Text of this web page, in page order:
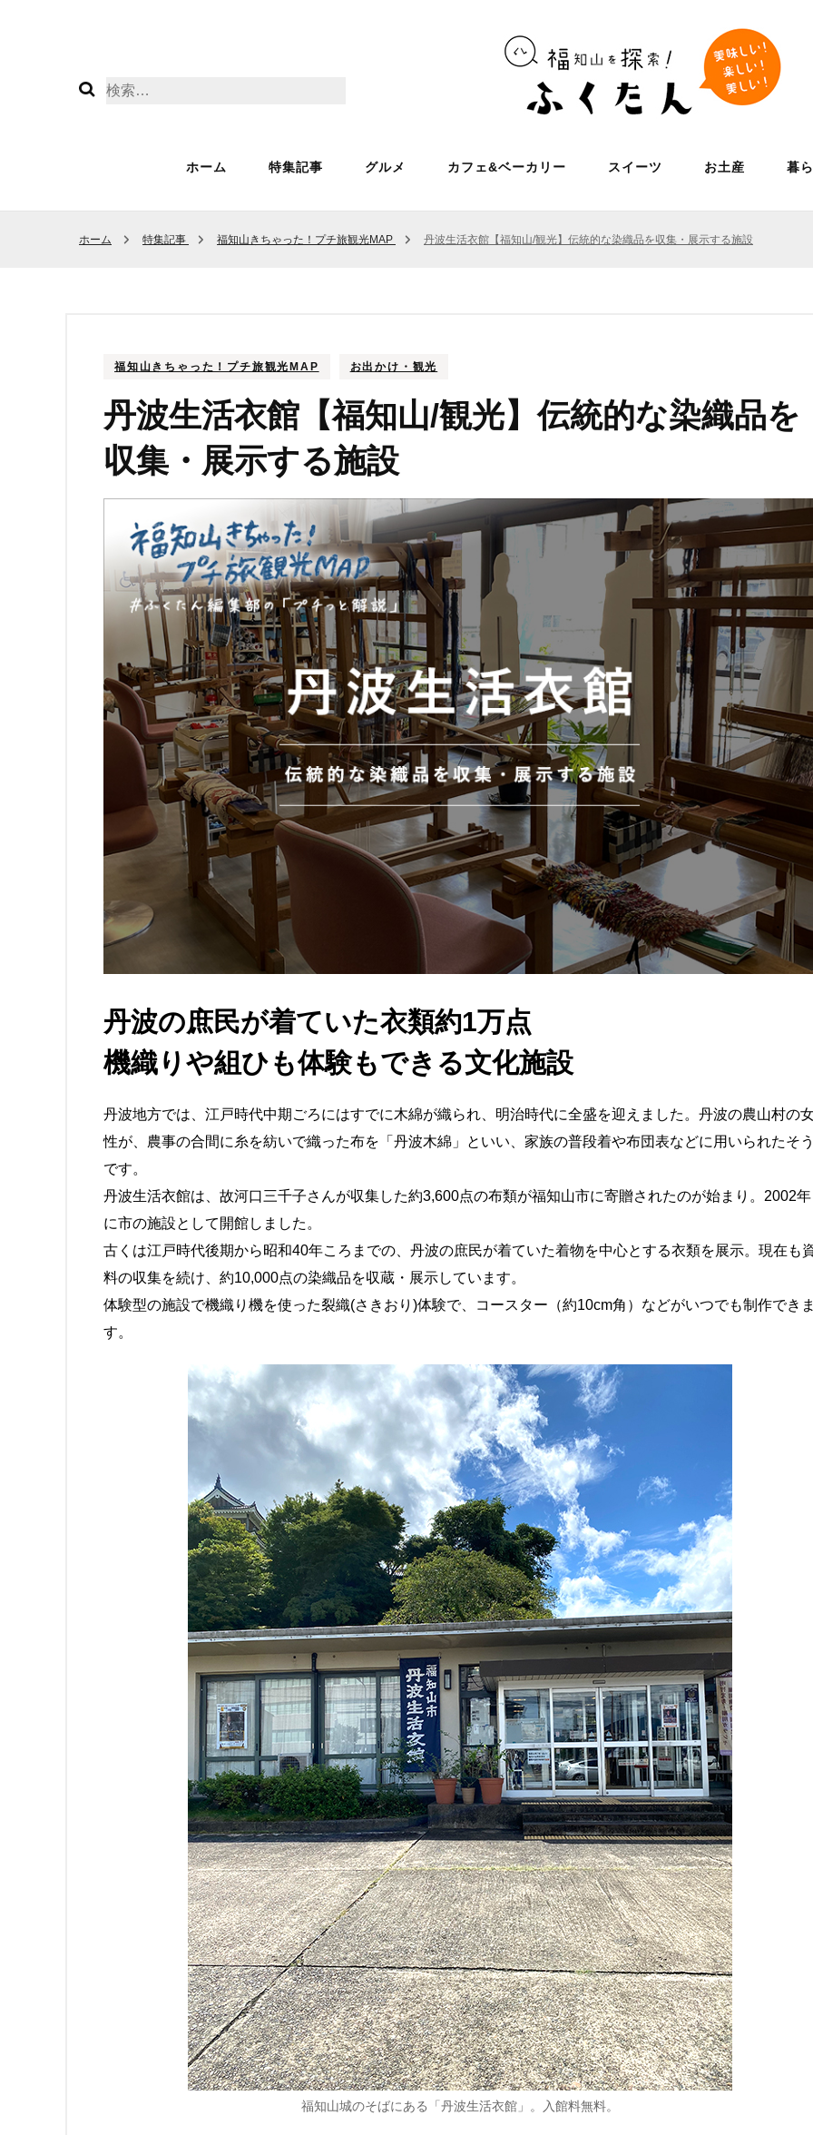
検
ふくた
山探索
ジ
ホーム 特集記事
福知山きちゃった！プチ旅
グルメ
和食
カレー
お好み焼き
カフェ&ベーカリー スイーツ お土産 暮
ホーム 特集記事 福知山きちゃった！プチ旅観光MAP 丹波生活衣館【福知山/観光】伝統的な染織品を収集・展示する施設
福知山きちゃった！プチ旅観光MAP お出かけ・観光
丹波生活衣館【福知山/観光】伝統的な染織品を
収集・展示する施設
丹波の庶民が着ていた衣類約1万点
機織りや組ひも体験もできる文化施設
丹波地方では、江戸時代中期ごろにはすでに木綿が織られ、明治時代に全盛を迎えました。丹波の農山村の
性が、農事の合間に糸を紡いで織った布を「丹波木綿」といい、家族の普段着や布団表などに用いられたそ
です。
丹波生活衣館は、故河口三千子さんが収集した約3,600点の布類が福知山市に寄贈されたのが始まり。2002年
に市の施設として開館しました。
古くは江戸時代後期から昭和40年ころまでの、丹波の庶民が着ていた着物を中心とする衣類を展示。現在も
料の収集を続け、約10,000点の染織品を収蔵・展示しています。
体験型の施設で機織り機を使った裂織(さきおり)体験で、コースター（約10cm角）などがいつでも制作でき
す。
福知山城のそばにある「丹波生活衣館」。入館料無料。